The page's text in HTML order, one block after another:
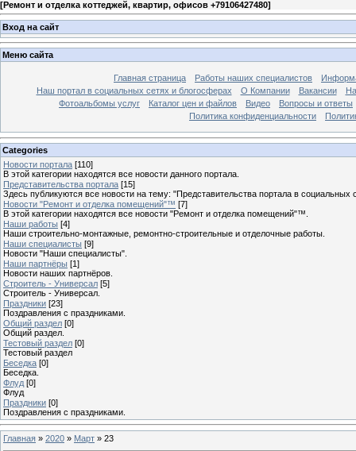
[Ремонт и отделка коттеджей, квартир, офисов +79106427480]
Вход на сайт
Меню сайта
Главная страница Работы наших специалистов
Наш портал в социальных сетях и блогосферах
О Компании Вакансии
Фотоальбомы услуг
Каталог цен и файлов Видео
Вопросы и ответы
Политика конфиденциальности
Categories
Новости портала [110]
В этой категории находятся все новости данного портала.
Представительства портала [15]
Здесь публикуются все новости на тему: "Представительства портала в социальных
Новости "Ремонт и отделка помещений"™ [7]
В этой категории находятся все новости "Ремонт и отделка помещений"™.
Наши работы [4]
Наши строительно-монтажные, ремонтно-строительные и отделочные работы.
Наши специалисты [9]
Новости "Наши специалисты".
Наши партнёры [1]
Новости наших партнёров.
Строитель - Универсал [5]
Строитель - Универсал.
Праздники [23]
Поздравления с праздниками.
Общий раздел [0]
Общий раздел.
Тестовый раздел [0]
Тестовый раздел
Беседка [0]
Беседка.
Флуд [0]
Флуд
Праздники [0]
Поздравления с праздниками.
Главная » 2020 » Март » 23